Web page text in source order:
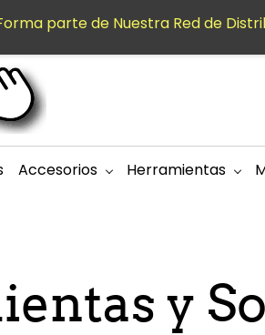
Accesorios Herramientas
y
parte de Nuestra Red de